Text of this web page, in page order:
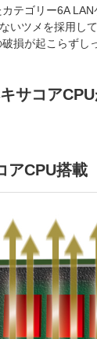
テゴリー6A LAN
いツメを採用し
損が起こらずし
サコアCPU
アCPU搭載